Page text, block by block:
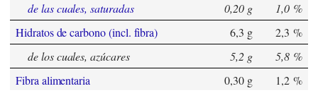
de las cuales, saturadas
0,20 g
1,0 %
Hidratos de carbono (incl. fibra)
6,3 g
2,3 %
de los cuales, azúcares
5,2 g
5,8 %
Fibra alimentaria
0,30 g
1,2 %